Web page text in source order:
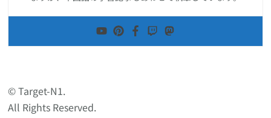
© Target-N1.
All Rights Reserved.